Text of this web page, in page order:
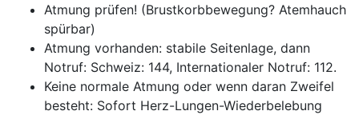
Atmung prüfen! (Brustkorbbewegung? Atemhauch
spürbar)
Atmung vorhanden: stabile Seitenlage, dann
Notruf: Schweiz: 144, Internationaler Notruf: 112.
Keine normale Atmung oder wenn daran Zweifel
besteht: Sofort Herz-Lungen-Wiederbelebung